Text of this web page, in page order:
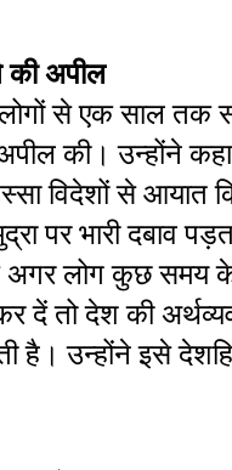
की अपील
से एक साल तक
की। उन्होंने
विदेशों से आयात
पर भारी दबाव
अगर लोग कुछ समय
दें तो देश की
है। उन्होंने इसे